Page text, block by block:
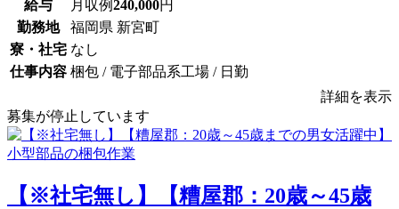
給与 月収例240,000円
勤務地
福岡県 新宮町
寮・社宅 なし
仕事内容 梱包 / 電子部品系工場 / 日勤
詳細を表示
募集が停止しています
【※社宅無し】【糟屋郡：20歳～45歳